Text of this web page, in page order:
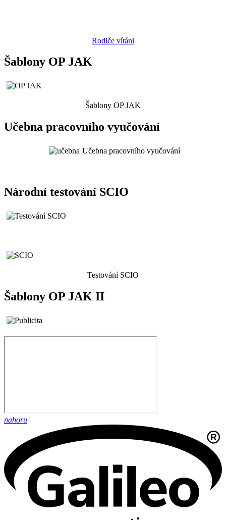
Rodiče vítáni
Šablony OP JAK
Šablony OP JAK
Učebna pracovního vyučování
Učebna pracovního vyučování
Národní testování SCIO
Testování SCIO
Šablony OP JAK II
nahoru